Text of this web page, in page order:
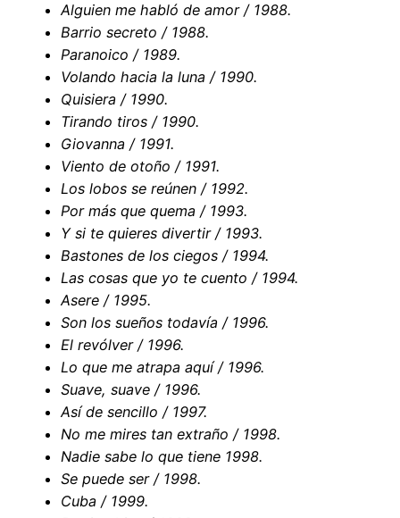
Alguien me habló de amor / 1988.
Barrio secreto / 1988.
Paranoico / 1989.
Volando hacia la luna / 1990.
Quisiera / 1990.
Tirando tiros / 1990.
Giovanna / 1991.
Viento de otoño / 1991.
Los lobos se reúnen / 1992.
Por más que quema / 1993.
Y si te quieres divertir / 1993.
Bastones de los ciegos / 1994.
Las cosas que yo te cuento / 1994.
Asere / 1995.
Son los sueños todavía / 1996.
El revólver / 1996.
Lo que me atrapa aquí / 1996.
Suave, suave / 1996.
Así de sencillo / 1997.
No me mires tan extraño / 1998.
Nadie sabe lo que tiene 1998.
Se puede ser / 1998.
Cuba / 1999.